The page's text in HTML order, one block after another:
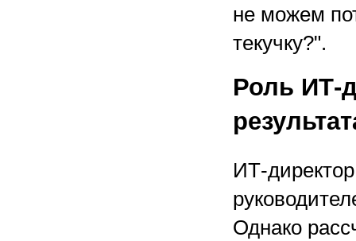
не можем
текучку?".
Роль ИТ-
ИТ-
Однако